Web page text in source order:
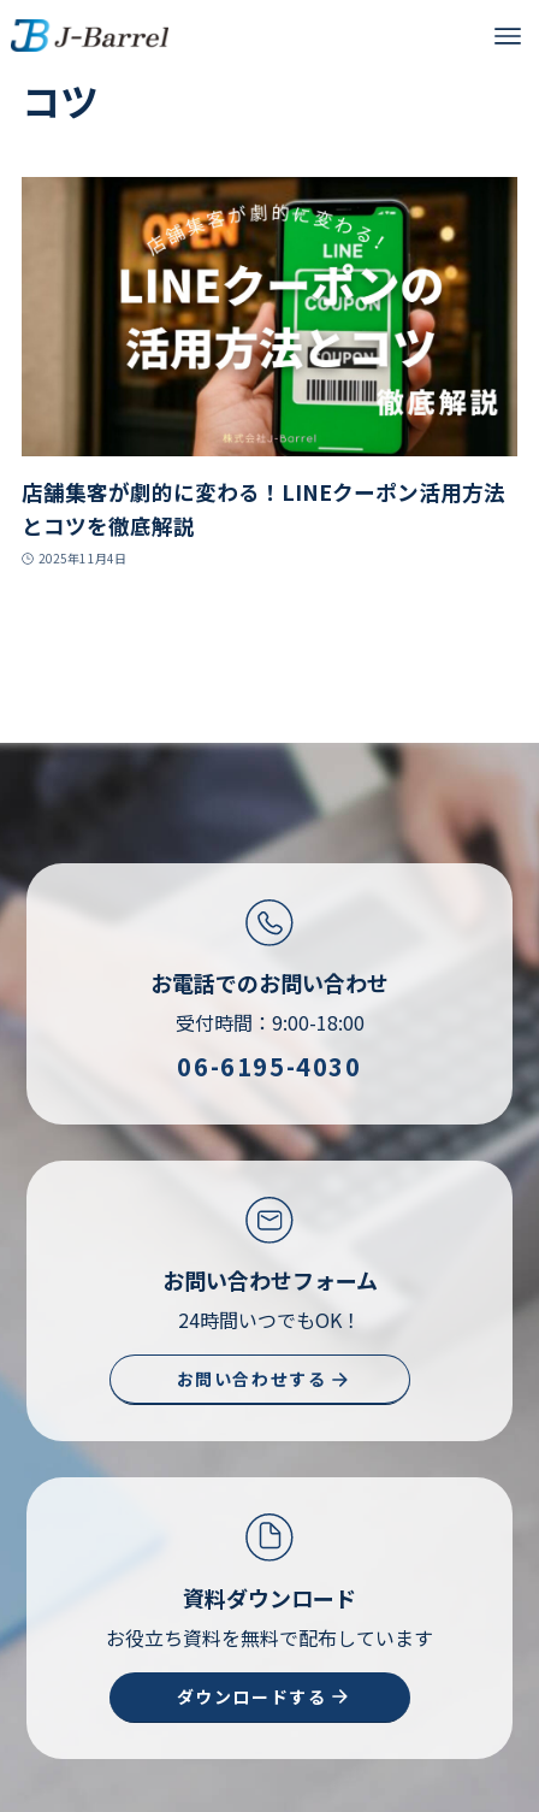
コツ
店舗集客が劇的に変わる！LINEクーポン活用方法
とコツを徹底解説
2025年11月4日
お電話でのお問い合わせ
受付時間：9:00-18:00
06-6195-4030
お問い合わせフォーム
24時間いつでもOK！
お問い合わせする
資料ダウンロード
お役立ち資料を無料で配布しています
ダウンロードする